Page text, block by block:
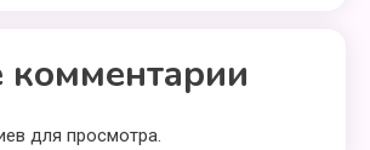
для просмотра.